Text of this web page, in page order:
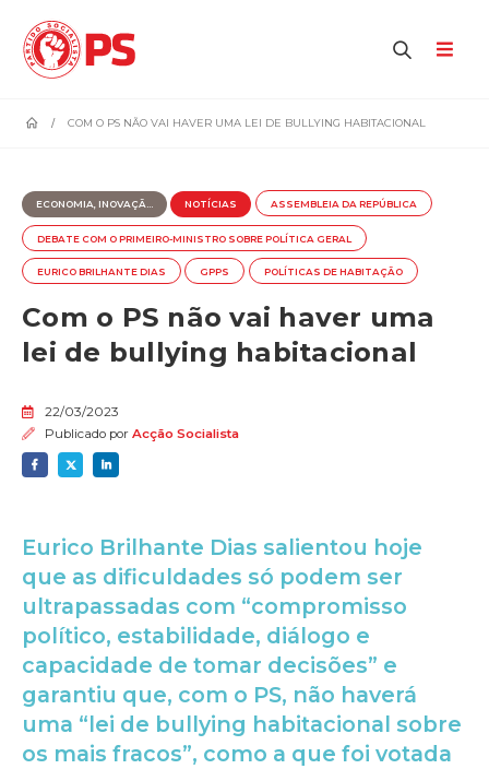
COM O PS NÃO VAI HAVER UMA LEI DE BULLYING HABITACIONAL
ECONOMIA, INOVAÇÃ... NOTÍCIAS ASSEMBLEIA DA REPÚBLICA
DEBATE COM O PRIMEIRO-MINISTRO SOBRE POLÍTICA GERAL
EURICO BRILHANTE DIAS GPPS POLÍTICAS DE HABITAÇÃO
Com o PS não vai haver uma
lei de bullying habitacional
22/03/2023
Publicado por Acção Socialista
Eurico Brilhante Dias salientou hoje
que as dificuldades só podem ser
ultrapassadas com “compromisso
político, estabilidade, diálogo e
capacidade de tomar decisões” e
garantiu que, com o PS, não haverá
uma “lei de bullying habitacional sobre
os mais fracos”, como a que foi votada